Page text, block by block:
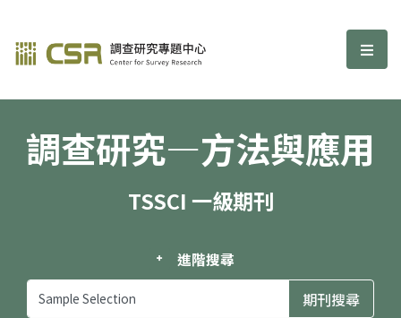
調查研究—方法與應用期刊 選
調查研究—方法與應用
TSSCI 一級期刊
進階搜尋